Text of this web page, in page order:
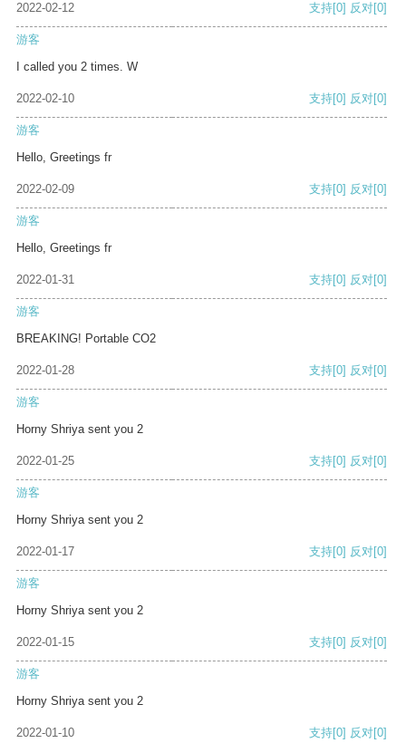
2022-02-12 支持[0] 反对[0]
游客
I called you 2 times. W
2022-02-10 支持[0] 反对[0]
游客
Hello, Greetings fr
2022-02-09 支持[0] 反对[0]
游客
Hello, Greetings fr
2022-01-31 支持[0] 反对[0]
游客
BREAKING! Portable CO2
2022-01-28 支持[0] 反对[0]
游客
Horny Shriya sent you 2
2022-01-25 支持[0] 反对[0]
游客
Horny Shriya sent you 2
2022-01-17 支持[0] 反对[0]
游客
Horny Shriya sent you 2
2022-01-15 支持[0] 反对[0]
游客
Horny Shriya sent you 2
2022-01-10 支持[0] 反对[0]